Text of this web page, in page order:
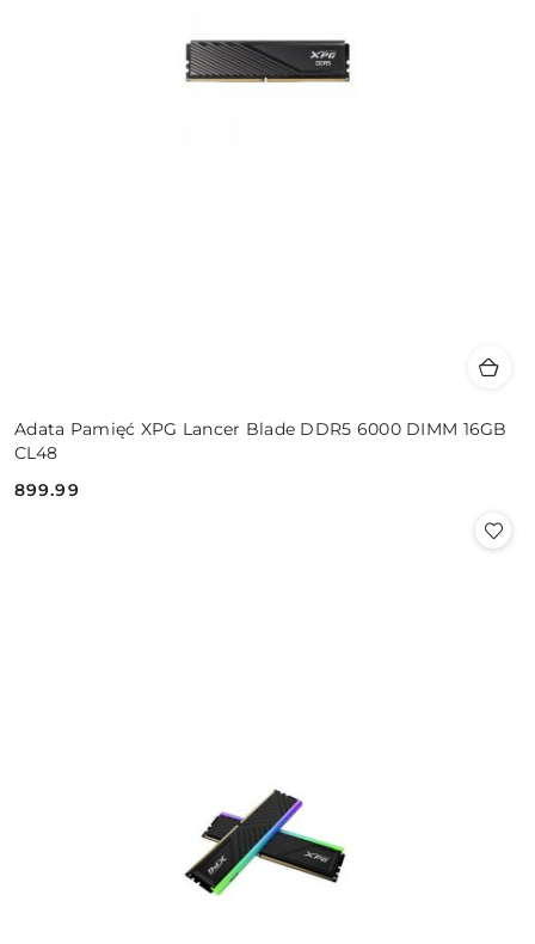
Adata Pamięć XPG Lancer Blade DDR5 6000 DIMM 16GB
CL48
Cena:
899.99